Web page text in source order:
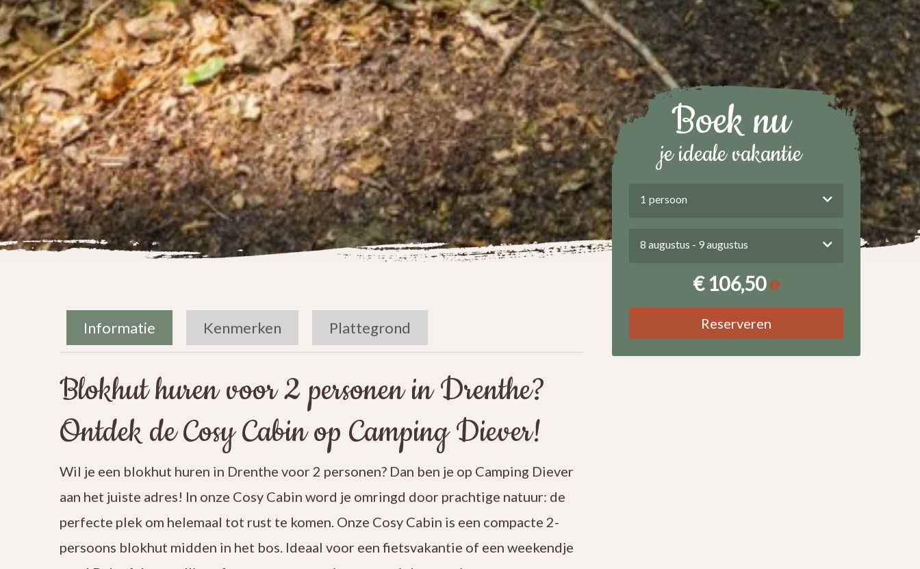
Informatie Kenmerken Plattegrond
Blokhut huren voor 2 personen in Drenthe?
Ontdek de Cosy Cabin op Camping Diever!
Wil je een blokhut huren in Drenthe voor 2 personen? Dan ben je op Camping Diever
aan het juiste adres! In onze Cosy Cabin word je omringd door prachtige natuur: de
perfecte plek om helemaal tot rust te komen. Onze Cosy Cabin is een compacte 2-
persoons blokhut midden in het bos. Ideaal voor een fietsvakantie of een weekendje
Boek nu
je ideale vakantie
1 persoon
8 augustus - 9 augustus
€ 106,50
Reserveren